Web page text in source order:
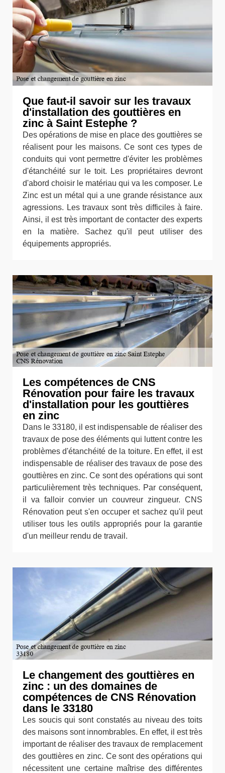
Que faut-il savoir sur les travaux
d'installation des gouttières en
zinc à Saint Estephe ?
Des opérations de mise en place des gouttières se
réalisent pour les maisons. Ce sont ces types de
conduits qui vont permettre d'éviter les problèmes
d'étanchéité sur le toit. Les propriétaires devront
d'abord choisir le matériau qui va les composer. Le
Zinc est un métal qui a une grande résistance aux
agressions. Les travaux sont très difficiles à faire.
Ainsi, il est très important de contacter des experts
en la matière. Sachez qu'il peut utiliser des
équipements appropriés.
Les compétences de CNS
Rénovation pour faire les travaux
d'installation pour les gouttières
en zinc
Dans le 33180, il est indispensable de réaliser des
travaux de pose des éléments qui luttent contre les
problèmes d'étanchéité de la toiture. En effet, il est
indispensable de réaliser des travaux de pose des
gouttières en zinc. Ce sont des opérations qui sont
particulièrement très techniques. Par conséquent,
il va falloir convier un couvreur zingueur. CNS
Rénovation peut s'en occuper et sachez qu'il peut
utiliser tous les outils appropriés pour la garantie
d'un meilleur rendu de travail.
Le changement des gouttières en
zinc : un des domaines de
compétences de CNS Rénovation
dans le 33180
Les soucis qui sont constatés au niveau des toits
des maisons sont innombrables. En effet, il est très
important de réaliser des travaux de remplacement
des gouttières en zinc. Ce sont des opérations qui
nécessitent une certaine maîtrise des différentes